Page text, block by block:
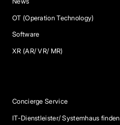
OT (Operation Technology)
Software
XR (AR/ VR/ MR)
Concierge Service
IT-Dienstleister/ Systemhaus finden